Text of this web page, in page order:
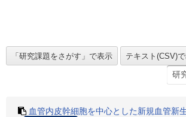
血管内皮幹細胞を中心とした新規血管新